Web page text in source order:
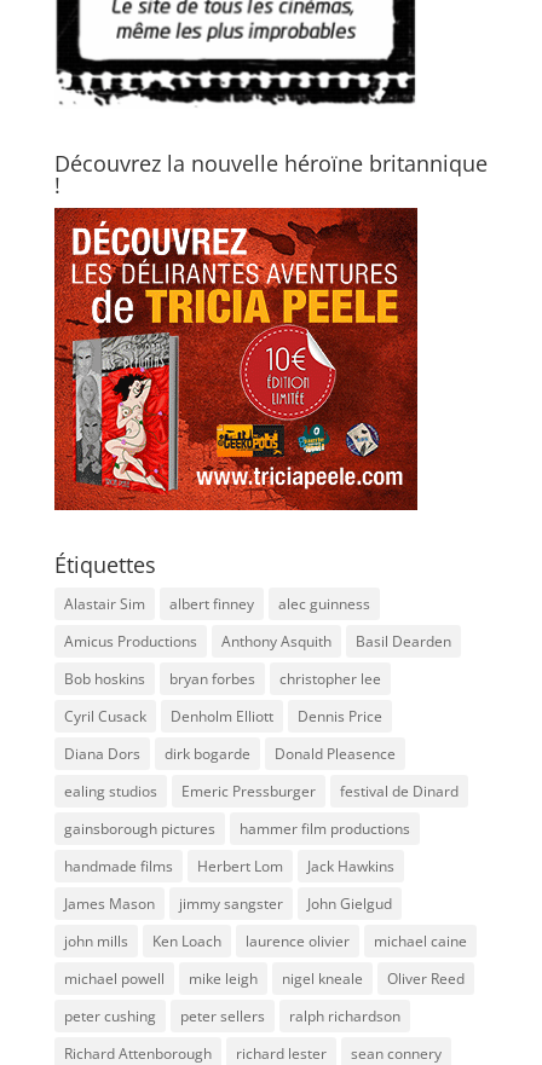
Découvrez la nouvelle héroïne britannique
!
Étiquettes
Alastair Sim albert finney
alec guinness
Amicus Productions
Anthony Asquith
Basil Dearden
Bob hoskins
bryan forbes
christopher lee
Cyril Cusack
Denholm Elliott
Dennis Price
Diana Dors
dirk bogarde
Donald Pleasence
ealing studios
Emeric Pressburger
festival de Dinard
gainsborough pictures
hammer film productions
handmade films
Herbert Lom
Jack Hawkins
James Mason
jimmy sangster
John Gielgud
john mills
Ken Loach laurence olivier
michael caine
michael powell
mike leigh nigel kneale
Oliver Reed
peter cushing
peter sellers
ralph richardson
Richard Attenborough
richard lester
sean connery